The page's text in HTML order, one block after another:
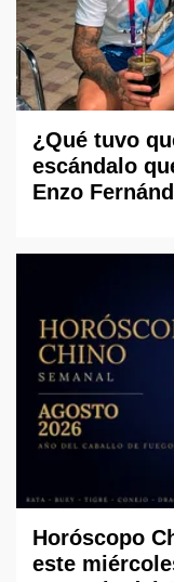
¿Qué tuvo
escándalo
Enzo
Horóscopo
este